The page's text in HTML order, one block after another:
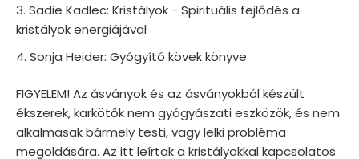
Sadie Kadlec: Kristályok - Spirituális fejlődés a
kristályok energiájával
Sonja Heider: Gyógyító kövek könyve
FIGYELEM! Az ásványok és az ásványokból készült
ékszerek, karkötők nem gyógyászati eszközök, és nem
alkalmasak bármely testi, vagy lelki probléma
megoldására. Az itt leírtak a kristályokkal kapcsolatos